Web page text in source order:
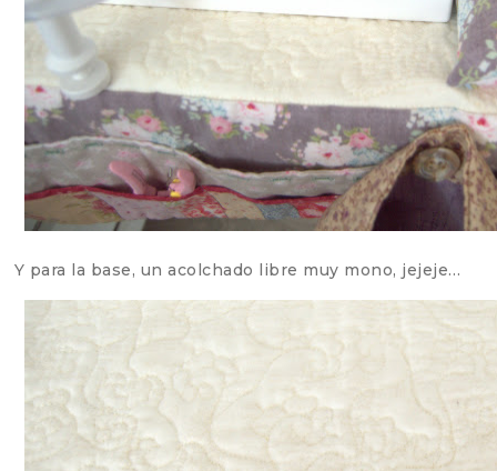
Y para la base, un acolchado libre muy mono, jejeje…